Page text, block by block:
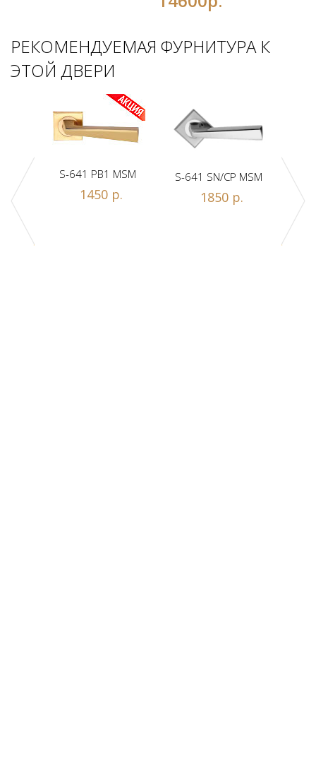
РЕКОМЕНДУЕМАЯ ФУРНИТУРА К
ЭТОЙ ДВЕРИ
A
S-641 PB1 MSM
1450 р.
S-641 SN/CP MSM
1850 р.